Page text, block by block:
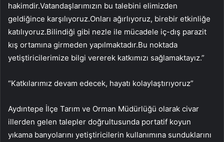
hakimdir.Vatandaşlarımızın bu talebini elimizden
geldiğince karşılıyoruz.Onları ağırlıyoruz, birebir etkinliğe
katılıyoruz.Bilindiği gibi nezle ile mücadele iç-dış parazit
kış ortamına girmeden yapılmaktadır.Bu noktada
yetiştiricilerimize bilgi vererek katkımızı sağlamaktayız.”
“Katkılarımız devam edecek, hayatı kolaylaştırıyoruz”
Aydıntepe İlçe Tarım ve Orman Müdürlüğü olarak civar
illerden gelen talepler doğrultusunda portatif koyun
yıkama banyolarını yetiştiricilerin kullanımına sunduklarını